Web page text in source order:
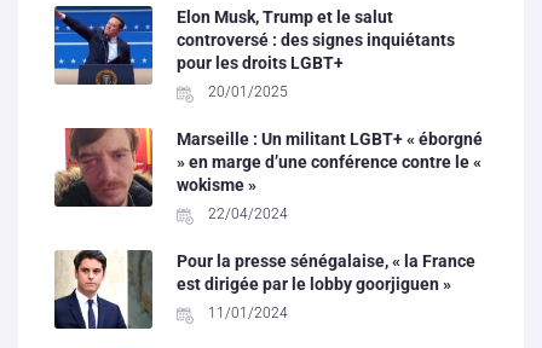
Elon Musk, Trump et le salut
controversé : des signes inquiétants
pour les droits LGBT+
20/01/2025
Marseille : Un militant LGBT+ « éborgné
» en marge d’une conférence contre le «
wokisme »
22/04/2024
Pour la presse sénégalaise, « la France
est dirigée par le lobby goorjiguen »
11/01/2024